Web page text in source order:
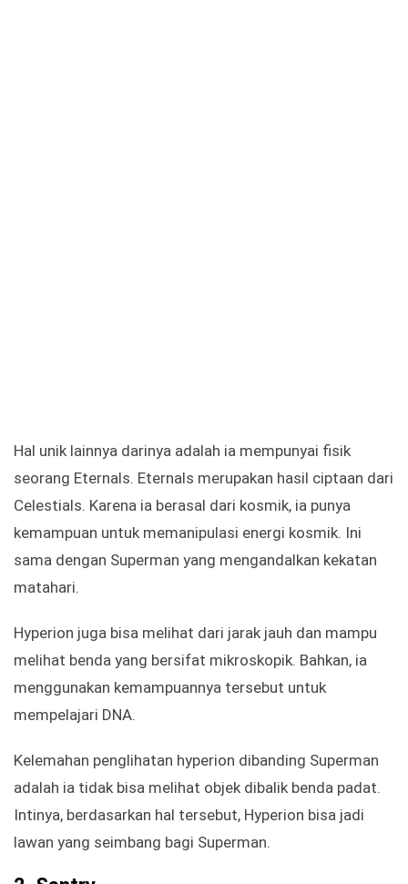
Hal unik lainnya darinya adalah ia mempunyai fisik
seorang Eternals. Eternals merupakan hasil ciptaan dari
Celestials. Karena ia berasal dari kosmik, ia punya
kemampuan untuk memanipulasi energi kosmik. Ini
sama dengan Superman yang mengandalkan kekatan
matahari.
Hyperion juga bisa melihat dari jarak jauh dan mampu
melihat benda yang bersifat mikroskopik. Bahkan, ia
menggunakan kemampuannya tersebut untuk
mempelajari DNA.
Kelemahan penglihatan hyperion dibanding Superman
adalah ia tidak bisa melihat objek dibalik benda padat.
Intinya, berdasarkan hal tersebut, Hyperion bisa jadi
lawan yang seimbang bagi Superman.